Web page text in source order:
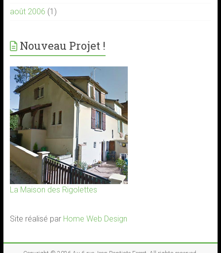
août 2006 (1)
Nouveau Projet !
La Maison des Rigolettes
Site réalisé par Home Web Design